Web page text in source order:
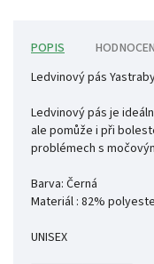
POPIS
Ledvinový pás
Ledvinový pás je
ale pomůže i při
problémech s
Barva: Černá
Materiál : 82%
UNISEX